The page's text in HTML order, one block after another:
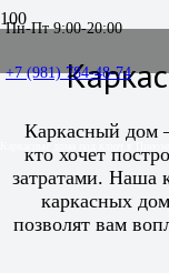
Пн-Пт 9:00-20:00
+7 (981) 784-48-74
Каркасные дома под ключ в
Каркасный дом
кто хочет
затратами. Наша
каркасных
позволят вам